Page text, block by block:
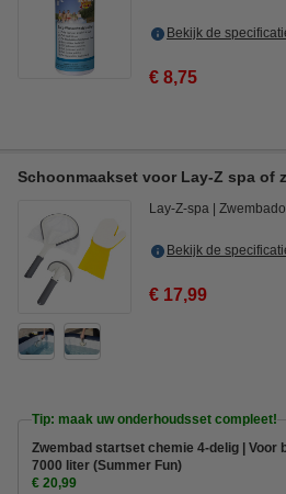
Bekijk de
€ 8,75
Schoonmaakset voor Lay-Z spa of
Lay-Z-spa
Bekijk de
€ 17,99
Tip: maak uw onderhoudsset compleet!
Zwembad startset chemie 4-delig | Voor
7000 liter (Summer Fun)
€ 20,99